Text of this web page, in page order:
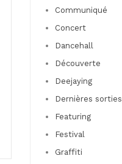
Communiqué
Concert
Dancehall
Découverte
Deejaying
Dernières sorties
Featuring
Festival
Graffiti